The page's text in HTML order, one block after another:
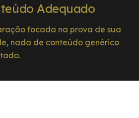
Adequado
focada na prova de sua
nada de conteúdo genérico